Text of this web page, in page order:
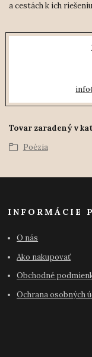
a cestách k ich
Tovar zaradený v
Poézia
INFORMÁCIE
O nás
Ako nakupovať
Obchodné
Ochrana osobných